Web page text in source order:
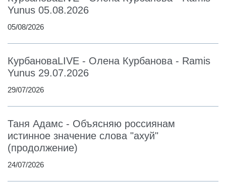
Yunus 05.08.2026
05/08/2026
КурбановаLIVE - Олена Курбанова - Ramis
Yunus 29.07.2026
29/07/2026
Таня Адамс - Объясняю россиянам
истинное значение слова "ахуй"
(продолжение)
24/07/2026